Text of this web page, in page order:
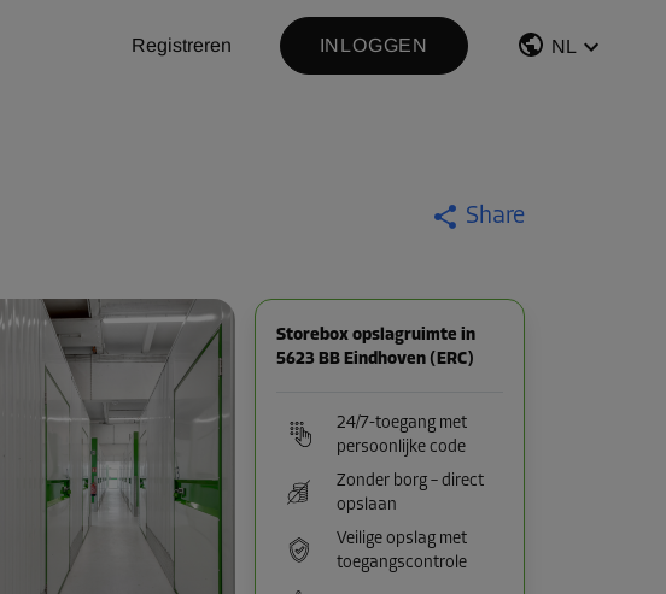
Registreren INLOGGEN NL
Share
Storebox opslagruimte in
5623 BB Eindhoven (ERC)
24/7-toegang met
persoonlijke code
Zonder borg – direct
opslaan
Veilige opslag met
toegangscontrole